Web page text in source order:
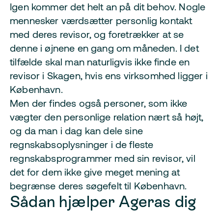
Igen kommer det helt an på dit behov. Nogle
mennesker værdsætter personlig kontakt
med deres revisor, og foretrækker at se
denne i øjnene en gang om måneden. I det
tilfælde skal man naturligvis ikke finde en
revisor i Skagen, hvis ens virksomhed ligger i
København.
Men der findes også personer, som ikke
vægter den personlige relation nært så højt,
og da man i dag kan dele sine
regnskabsoplysninger i de fleste
regnskabsprogrammer med sin revisor, vil
det for dem ikke give meget mening at
begrænse deres søgefelt til København.
Sådan hjælper Ageras dig